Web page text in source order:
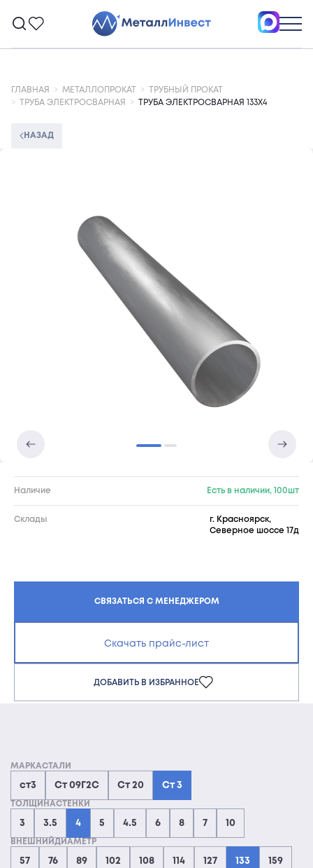
ГЛАВНАЯ МЕТАЛЛОПРОКАТ
ТРУБНЫЙ ПРОКАТ
ТРУБА ЭЛЕКТРОСВАРНАЯ
ТРУБА ЭЛЕКТРОСВАРНАЯ 133Х4
НАЗАД
Наличие Есть в наличии, 100шт
Склады
г. Красноярск,
Северное шоссе 17д
СВЯЗАТЬСЯ С МЕНЕДЖЕРОМ
Скачать прайс-лист
ДОБАВИТЬ В ИЗБРАННОЕ
МАРКАСТАЛИ
ст3 Ст 09Г2С Ст 20 Ст 3
ТОЛЩИНАСТЕНКИ
3 3.5 4 5 4.5 6 8 7 10
ВНЕШНИЙДИАМЕТР
57 76 89 102 108 114 127 133 159